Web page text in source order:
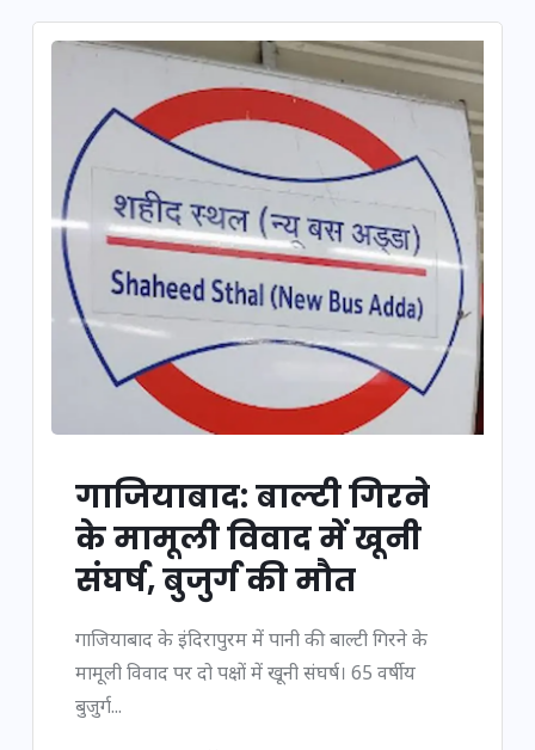
गाजियाबाद: बाल्टी गिरने
के मामूली विवाद में खूनी
संघर्ष, बुजुर्ग की मौत
गाजियाबाद के इंदिरापुरम में पानी की बाल्टी गिरने के
मामूली विवाद पर दो पक्षों में खूनी संघर्ष। 65 वर्षीय
बुजुर्ग...